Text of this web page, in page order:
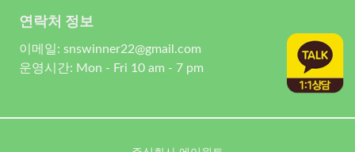
연락처 정보
이메일: snswinner22@gmail.com
운영시간: Mon - Fri 10 am - 7 pm